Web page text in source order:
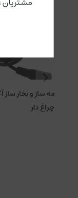
چراغ دار